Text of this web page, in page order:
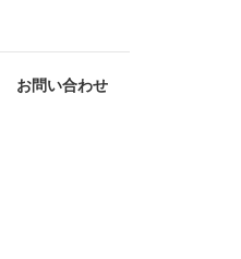
お問い合わせ